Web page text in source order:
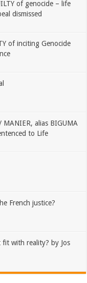
of genocide – life
dismissed
of inciting Genocide
alias BIGUMA
to Life
French justice?
fit with reality? by Jos